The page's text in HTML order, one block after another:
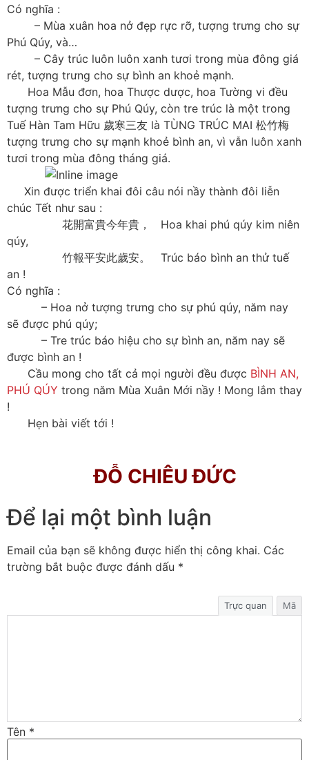
Có nghĩa :
– Mùa xuân hoa nở đẹp rực rỡ, tượng trưng cho sự
Phú Qúy, và…
– Cây trúc luôn luôn xanh tươi trong mùa đông giá
rét, tượng trưng cho sự bình an khoẻ mạnh.
Hoa Mẫu đơn, hoa Thược dược, hoa Tường vi đều
tượng trưng cho sự Phú Qúy, còn tre trúc là một trong
Tuế Hàn Tam Hữu 歲寒三友 là TÙNG TRÚC MAI 松竹梅
tượng trưng cho sự mạnh khoẻ bình an, vì vẫn luôn xanh
tươi trong mùa đông tháng giá.
Xin được triển khai đôi câu nói nầy thành đôi liễn
chúc Tết như sau :
花開富貴今年貴， Hoa khai phú qúy kim niên
qúy,
竹報平安此歲安。 Trúc báo bình an thử tuế
an !
Có nghĩa :
– Hoa nở tượng trưng cho sự phú qúy, năm nay
sẽ được phú qúy;
– Tre trúc báo hiệu cho sự bình an, năm nay sẽ
được bình an !
Cầu mong cho tất cả mọi người đều được BÌNH AN,
PHÚ QÚY trong năm Mùa Xuân Mới nầy ! Mong lắm thay
!
Hẹn bài viết tới !
ĐỖ CHIÊU ĐỨC
Để lại một bình luận
Email của bạn sẽ không được hiển thị công khai. Các
trường bắt buộc được đánh dấu *
Trực quan Mã
Tên *